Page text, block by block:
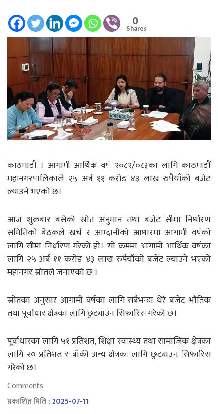
0
Shares
काठमाडौं । आगामी आर्थिक वर्ष २०८२/०८३का लागि काठमाडौं
महानगरपालिकाले २५ अर्ब ११ करोड ४३ लाख रुपैयाँको बजेट
ल्याउने भएको छ।
आज शुक्रबार बसेको स्रोत अनुमान तथा बजेट सीमा निर्धारण
समितिको बैठकले खर्च र आम्दानीको आधारमा आगामी वर्षको
लागि सीमा निर्धारण गरेको हो। सो क्रममा आगामी आर्थिक वर्षका
लागि २५ अर्ब ११ करोड ४३ लाख रुपैयाँको बजेट ल्याउने भएको
महानगर स्रोतले जनाएको छ ।
स्रोतका अनुसार आगामी वर्षका लागि सबैभन्दा धेरै बजेट भौतिक
तथा पूर्वाधार क्षेत्रका लागि छुट्याउन सिफारिस गरेको छ।
पूर्वाधारका लागि ५१ प्रतिशत, शिक्षा स्वास्थ्य तथा सामाजिक क्षेत्रका
लागि २० प्रतिशत र बाँकी अन्य क्षेत्रका लागि छुट्याउन सिफारिस
गरेको छ।
Comments
प्रकाशित मिति :2025-07-11